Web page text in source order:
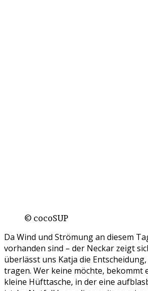
© cocoSUP
Da Wind und Strömung an diesem
vorhanden sind – der Neckar zeigt
überlässt uns Katja die
tragen. Wer keine möchte, bekommt
kleine Hüfttasche, in der eine